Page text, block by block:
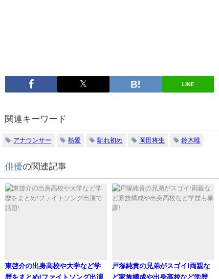
LINE
関連キーワード
アナウンサー 熱愛 馴れ初め 岡田将生 鈴木唯
俳優の関連記事
東啓介の出身高校や大学など学
歴をまとめ!ファイトソング出演
戸塚純貴の兄弟がスゴイ!両親な
ど家族構成や出身高校など学歴